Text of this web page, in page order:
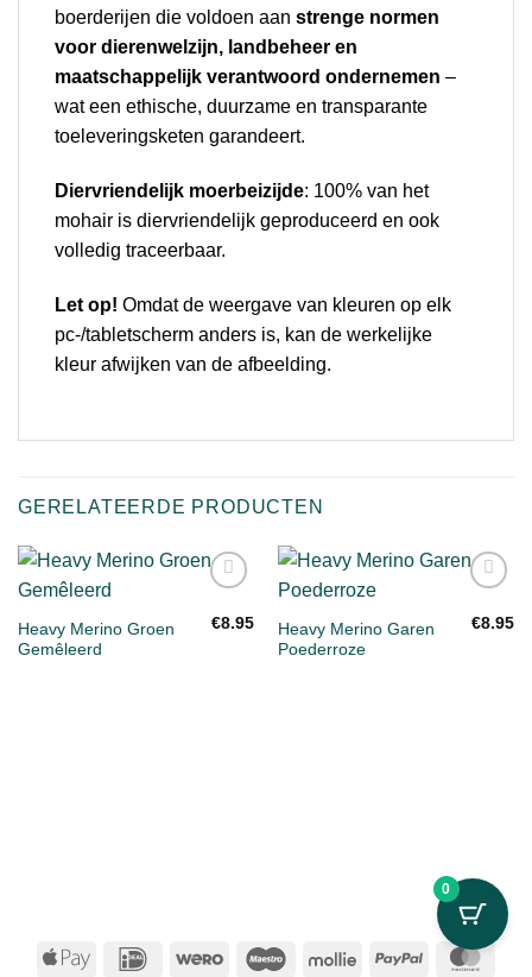
boerderijen die voldoen aan strenge normen
voor dierenwelzijn, landbeheer en
maatschappelijk verantwoord ondernemen –
wat een ethische, duurzame en transparante
toeleveringsketen garandeert.
Diervriendelijk moerbeizijde: 100% van het
mohair is diervriendelijk geproduceerd en ook
volledig traceerbaar.
Let op! Omdat de weergave van kleuren op elk
pc-/tabletscherm anders is, kan de werkelijke
kleur afwijken van de afbeelding.
GERELATEERDE PRODUCTEN
aan
verlanglijst
Heavy Merino Groen
Gemêleerd
€8.95
aan
verlanglijst
Heavy Merino Garen
Poederroze
€8.95
Apple
IDeal Wero Maestro Mollie PayPal
0